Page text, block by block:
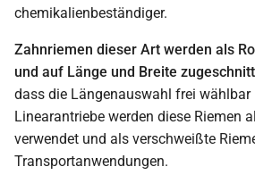
chemikalienbeständiger.
Zahnriemen dieser Art werden als
und auf Länge und Breite
dass die Längenauswahl frei wählbar
Linearantriebe werden diese Riemen
verwendet und als verschweißte
Transportanwendungen.